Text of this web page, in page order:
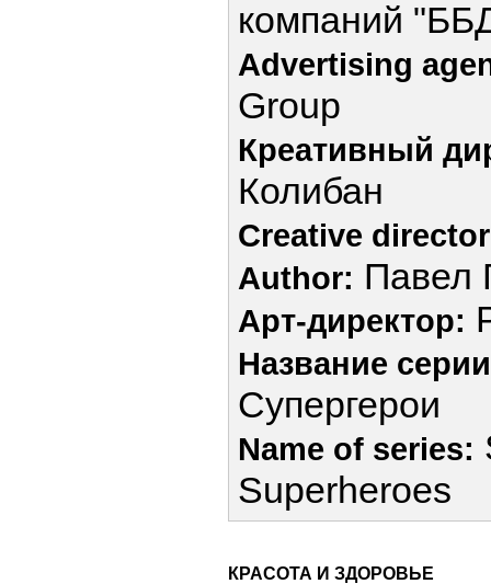
компаний
Advertising
Group
Креативный
Колибан
Creative
Author: Павел
Арт-директор:
Название
Супергерои
Name of series:
Superheroes
КРАСОТА И ЗДОРОВЬЕ